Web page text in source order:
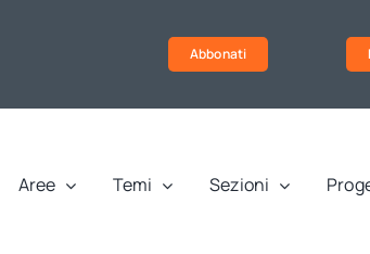
Abbonati
Aree Temi Sezioni